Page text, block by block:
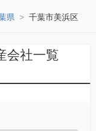
県 千葉市美浜区
会社一覧